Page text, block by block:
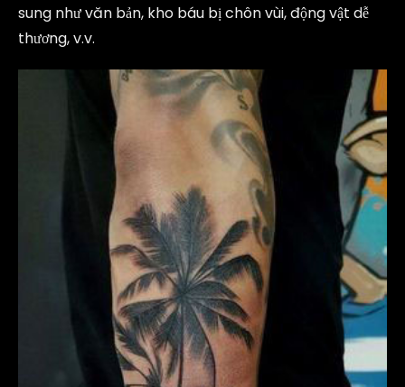
sung như văn bản, kho báu bị chôn vùi, động vật dễ
thương, v.v.